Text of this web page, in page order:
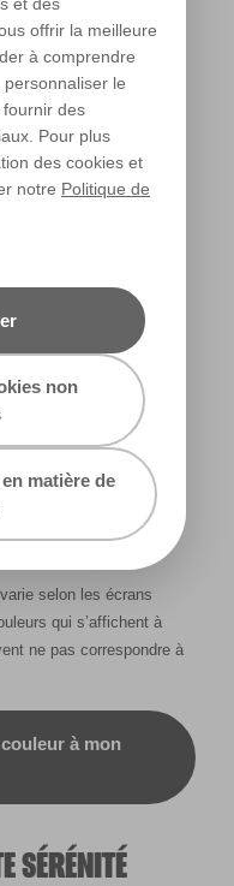
offrir la meilleure
à comprendre
le
des
Pour plus
des cookies et
notre Politique de
non
matière de
COULEUR
un rôle important
maison. Utilisez cet
en fonction de la
selon les écrans
qui s’affichent à
ne pas correspondre à
à mon
SÉRÉNITÉ